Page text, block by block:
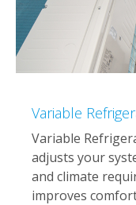
Variable
Variable
adjusts your
and climate
improves